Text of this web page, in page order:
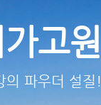
파우더의 유혹"